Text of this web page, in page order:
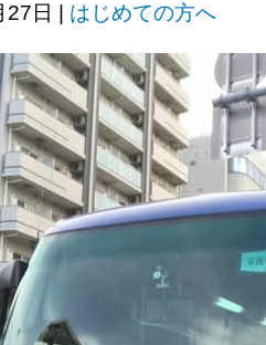
日 はじめての方へ